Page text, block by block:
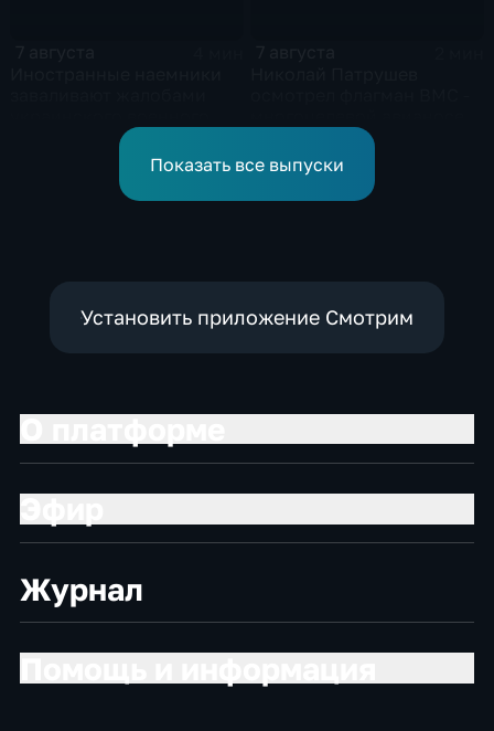
омбудсмена
"Атлантико" в Рио-де-
Жанейро
Показать все выпуски
Установить приложение Смотрим
Журнал